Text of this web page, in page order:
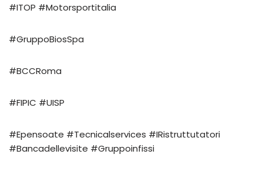
#ITOP #Motorsportitalia
#GruppoBiosSpa
#BCCRoma
#FIPIC #UISP
#Epensoate #Tecnicalservices #IRistruttutatori
#Bancadellevisite #Gruppoinfissi